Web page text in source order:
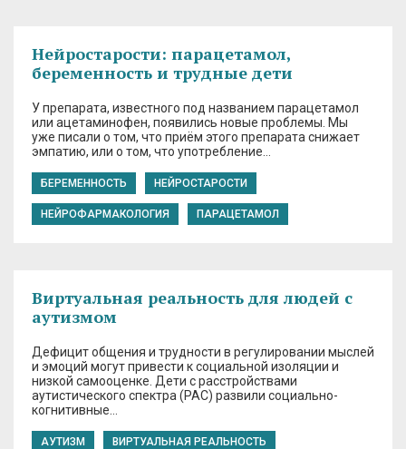
Нейростарости: парацетамол,
беременность и трудные дети
У препарата, известного под названием парацетамол
или ацетаминофен, появились новые проблемы. Мы
уже писали о том, что приём этого препарата снижает
эмпатию, или о том, что употребление…
БЕРЕМЕННОСТЬ НЕЙРОСТАРОСТИ
НЕЙРОФАРМАКОЛОГИЯ ПАРАЦЕТАМОЛ
Виртуальная реальность для людей с
аутизмом
Дефицит общения и трудности в регулировании мыслей
и эмоций могут привести к социальной изоляции и
низкой самооценке. Дети с расстройствами
аутистического спектра (РАС) развили социально-
когнитивные…
АУТИЗМ ВИРТУАЛЬНАЯ РЕАЛЬНОСТЬ